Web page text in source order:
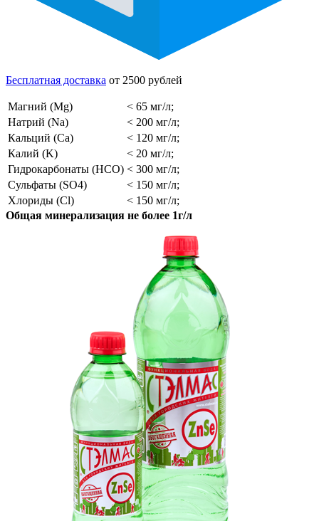
Бесплатная доставка от 2500 рублей
Магний (Mg)
< 65 мг/л;
Натрий (Na)
< 200 мг/л;
Кальций (Ca)
< 120 мг/л;
Калий (K)
< 20 мг/л;
Гидрокарбонаты (HCO) < 300 мг/л;
Сульфаты (SO4)
< 150 мг/л;
Хлориды (Cl)
< 150 мг/л;
Общая минерализация не более 1г/л